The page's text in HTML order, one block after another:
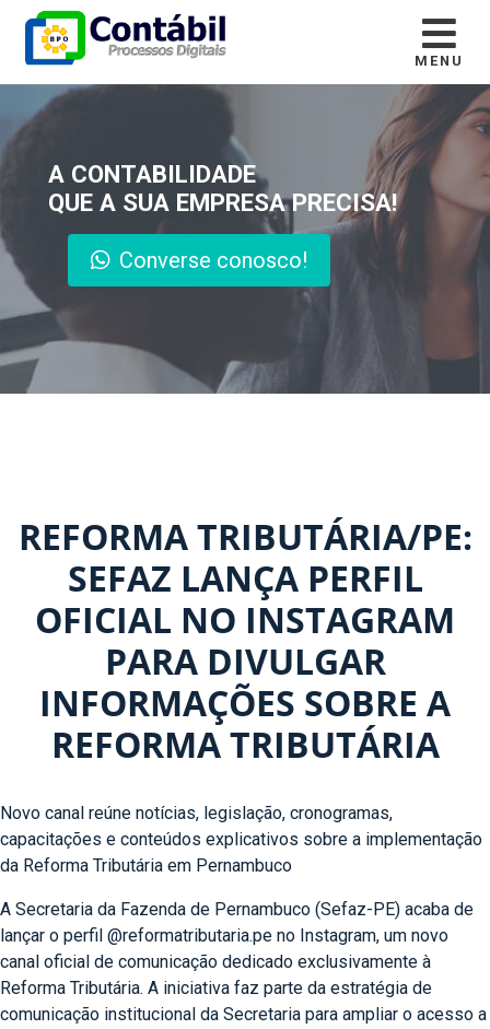
MENU
A CONTABILIDADE
QUE A SUA EMPRESA PRECISA!
Converse conosco!
REFORMA TRIBUTÁRIA/PE:
SEFAZ LANÇA PERFIL
OFICIAL NO INSTAGRAM
PARA DIVULGAR
INFORMAÇÕES SOBRE A
REFORMA TRIBUTÁRIA
Novo canal reúne notícias, legislação, cronogramas,
capacitações e conteúdos explicativos sobre a implementação
da Reforma Tributária em Pernambuco
A Secretaria da Fazenda de Pernambuco (Sefaz-PE) acaba de
lançar o perfil @reformatributaria.pe no Instagram, um novo
canal oficial de comunicação dedicado exclusivamente à
Reforma Tributária. A iniciativa faz parte da estratégia de
comunicação institucional da Secretaria para ampliar o acesso a